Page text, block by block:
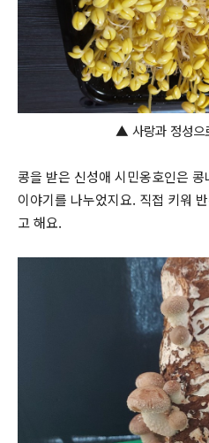
▲ 사랑과 정성
콩을 받은 신성애 시민옹호인은
이야기를 나누었지요. 직접 키워
고 해요.